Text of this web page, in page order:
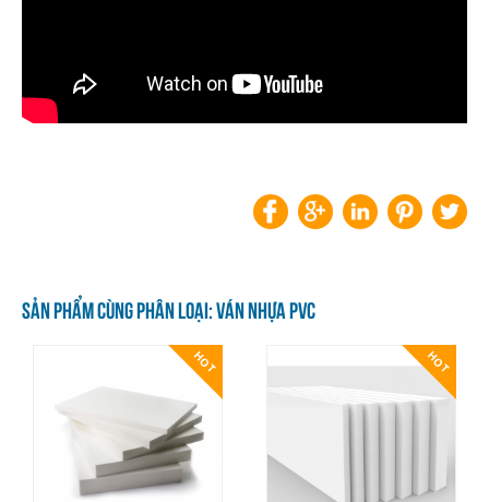
SẢN PHẨM CÙNG PHÂN LOẠI: VÁN NHỰA PVC
HOT HOT